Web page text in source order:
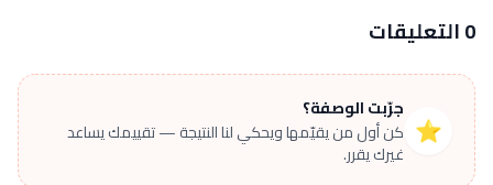
0 التعليقات
⭐
جرّبت الوصفة؟
كن أول من يقيّمها ويحكي لنا النتيجة — تقييمك يساعد
غيرك يقرر.